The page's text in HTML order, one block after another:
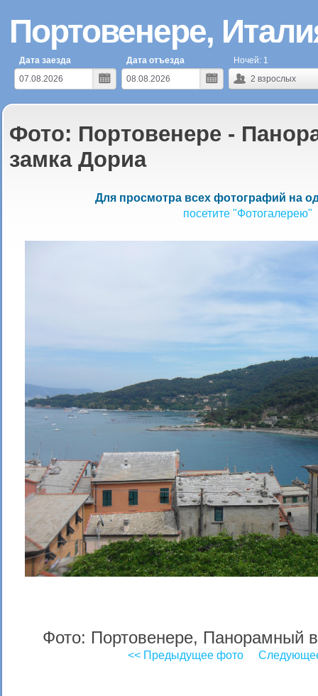
Портовенере,
Дата заезда
Дата отъезда
2 взрослых
Ночей: 1
Фото: Портовенере -
замка Дориа
Для просмотра всех фотографий на
посетите "Фотогалерею"
Фото: Портовенере, Панорамный
<< Предыдущее фото